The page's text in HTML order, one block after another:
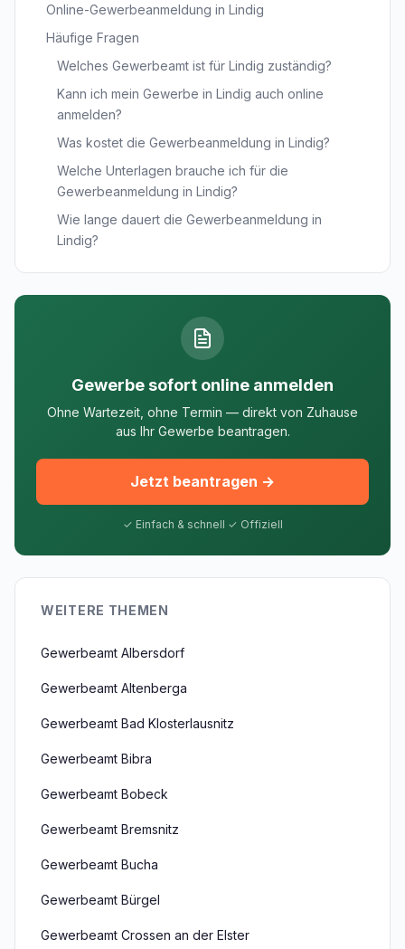
Online-Gewerbeanmeldung in Lindig
Häufige Fragen
Welches Gewerbeamt ist für Lindig zuständig?
Kann ich mein Gewerbe in Lindig auch online
anmelden?
Was kostet die Gewerbeanmeldung in Lindig?
Welche Unterlagen brauche ich für die
Gewerbeanmeldung in Lindig?
Wie lange dauert die Gewerbeanmeldung in
Lindig?
Gewerbe sofort online anmelden
Ohne Wartezeit, ohne Termin — direkt von Zuhause
aus Ihr Gewerbe beantragen.
Jetzt beantragen →
✓ Einfach & schnell ✓ Offiziell
WEITERE THEMEN
Gewerbeamt Albersdorf
Gewerbeamt Altenberga
Gewerbeamt Bad Klosterlausnitz
Gewerbeamt Bibra
Gewerbeamt Bobeck
Gewerbeamt Bremsnitz
Gewerbeamt Bucha
Gewerbeamt Bürgel
Gewerbeamt Crossen an der Elster